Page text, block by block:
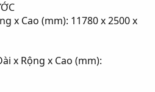
x Cao (mm): 11780 x 2500 x
x Rộng x Cao (mm):